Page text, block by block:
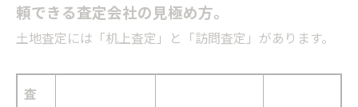
頼できる査定会社の見極め方。
土地査定には「机上査定」と「訪問査定」があります。
査